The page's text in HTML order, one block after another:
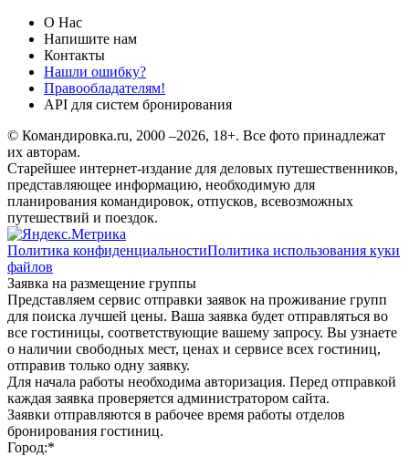
О Нас
Напишите нам
Контакты
Нашли ошибку?
Правообладателям!
API для систем бронирования
© Командировка.ru, 2000 –2026, 18+. Все фото принадлежат
их авторам.
Старейшее интернет-издание для деловых путешественников,
представляющее информацию, необходимую для
планирования командировок, отпусков, всевозможных
путешествий и поездок.
Политика конфиденциальностиПолитика использования куки
файлов
Заявка на размещение группы
Представляем сервис отправки заявок на проживание групп
для поиска лучшей цены. Ваша заявка будет отправляться во
все гостиницы, соответствующие вашему запросу. Вы узнаете
о наличии свободных мест, ценах и сервисе всех гостиниц,
отправив только одну заявку.
Для начала работы необходима авторизация. Перед отправкой
каждая заявка проверяется администратором сайта.
Заявки отправляются в рабочее время работы отделов
бронирования гостиниц.
Город:*